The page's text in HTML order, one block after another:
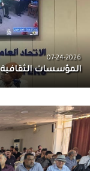
07-24-2026
المؤسسات